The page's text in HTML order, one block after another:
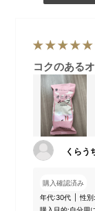
とうもろこしと
優しい甘さが特
ぱいに広がり、
な味わいです。
■原材料名
スイートコーン
オンペースト、
品、バター、食
（V．E）、（一
コクのある
くらう
購入確認済み
年代:30代 性別: